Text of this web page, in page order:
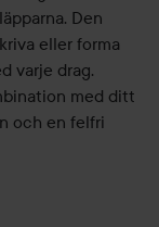
Den
eller forma
varje drag.
med ditt
och en felfri